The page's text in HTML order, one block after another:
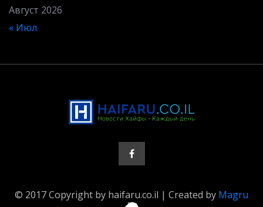
Август 2026
« Июл
© 2017 Copyright by haifaru.co.il | Created by Magru